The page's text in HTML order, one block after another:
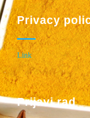
Privacy
Link
Prijavi rad